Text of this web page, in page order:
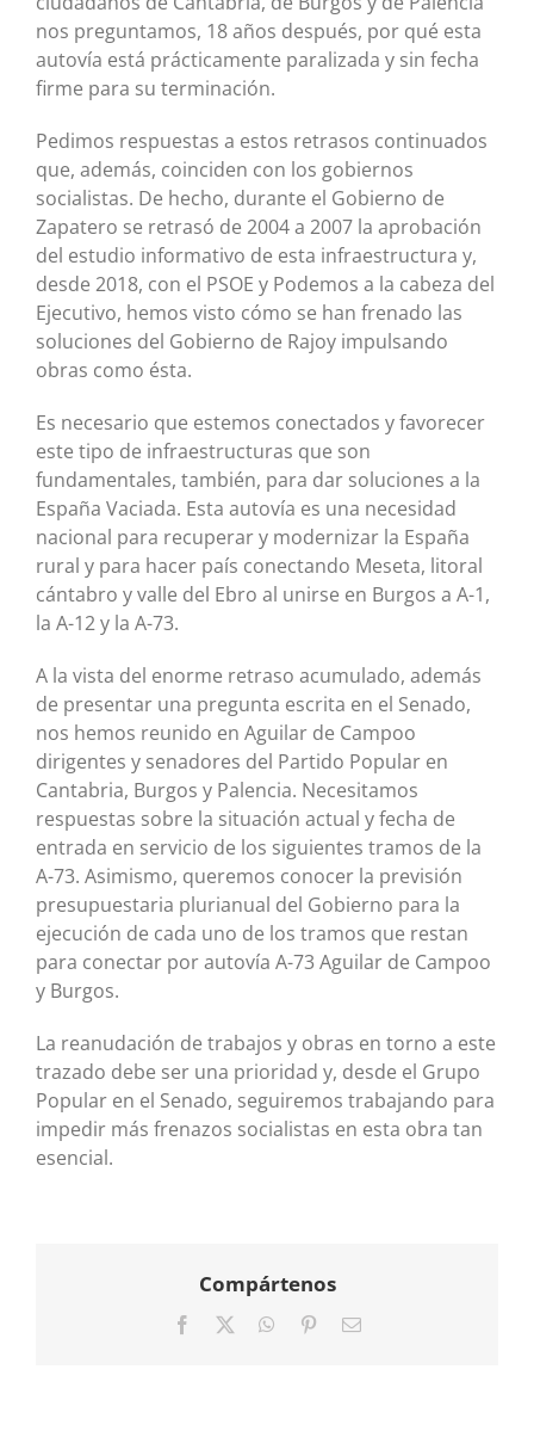
nos preguntamos, 18 años después, por qué esta
autovía está prácticamente paralizada y sin fecha
firme para su terminación.
Pedimos respuestas a estos retrasos continuados
que, además, coinciden con los gobiernos
socialistas. De hecho, durante el Gobierno de
Zapatero se retrasó de 2004 a 2007 la aprobación
del estudio informativo de esta infraestructura y,
desde 2018, con el PSOE y Podemos a la cabeza del
Ejecutivo, hemos visto cómo se han frenado las
soluciones del Gobierno de Rajoy impulsando
obras como ésta.
Es necesario que estemos conectados y favorecer
este tipo de infraestructuras que son
fundamentales, también, para dar soluciones a la
España Vaciada. Esta autovía es una necesidad
nacional para recuperar y modernizar la España
rural y para hacer país conectando Meseta, litoral
cántabro y valle del Ebro al unirse en Burgos a A-1,
la A-12 y la A-73.
A la vista del enorme retraso acumulado, además
de presentar una pregunta escrita en el Senado,
nos hemos reunido en Aguilar de Campoo
dirigentes y senadores del Partido Popular en
Cantabria, Burgos y Palencia. Necesitamos
respuestas sobre la situación actual y fecha de
entrada en servicio de los siguientes tramos de la
A-73. Asimismo, queremos conocer la previsión
presupuestaria plurianual del Gobierno para la
ejecución de cada uno de los tramos que restan
para conectar por autovía A-73 Aguilar de Campoo
y Burgos.
La reanudación de trabajos y obras en torno a este
trazado debe ser una prioridad y, desde el Grupo
Popular en el Senado, seguiremos trabajando para
impedir más frenazos socialistas en esta obra tan
esencial.
Compártenos
Facebook WhatsApp
PinterestCorreo